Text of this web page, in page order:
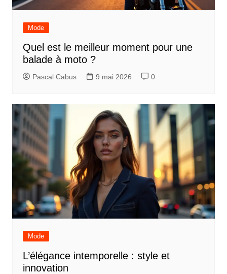
Mode
Quel est le meilleur moment pour une
balade à moto ?
Pascal Cabus 9 mai 2026 0
Mode
L’élégance intemporelle : style et
innovation